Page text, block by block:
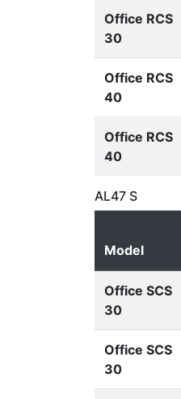
Office RCS
30
Office RCS
40
Office RCS
40
AL47 S
Model
Office SCS
30
Office SCS
30